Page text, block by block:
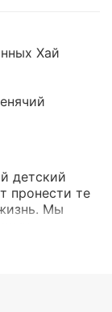
Хай
детский
пронести те
Мы
даже
шарики на